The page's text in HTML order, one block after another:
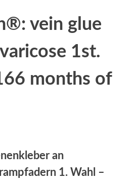
vein glue
1st.
months of
an
1. Wahl –